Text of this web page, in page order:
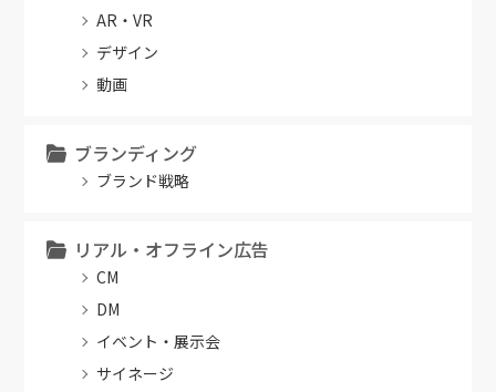
AR・VR
デザイン
動画
ブランディング
ブランド戦略
リアル・オフライン広告
CM
DM
イベント・展示会
サイネージ